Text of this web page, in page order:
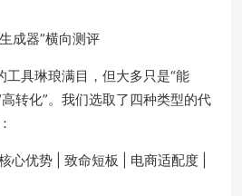
成器”横向测评
工具琳琅满目，但大多只是“能
高转化”。我们选取了四种类型的代
心优势 | 致命短板 | 电商适配度 |